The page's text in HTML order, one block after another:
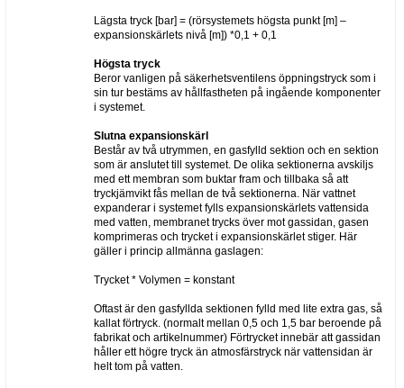
Lägsta tryck [bar] = (rörsystemets högsta punkt [m] –
expansionskärlets nivå [m]) *0,1 + 0,1
Högsta tryck
Beror vanligen på säkerhetsventilens öppningstryck som i
sin tur bestäms av hållfastheten på ingående komponenter
i systemet.
Slutna expansionskärl
Består av två utrymmen, en gasfylld sektion och en sektion
som är anslutet till systemet. De olika sektionerna avskiljs
med ett membran som buktar fram och tillbaka så att
tryckjämvikt fås mellan de två sektionerna. När vattnet
expanderar i systemet fylls expansionskärlets vattensida
med vatten, membranet trycks över mot gassidan, gasen
komprimeras och trycket i expansionskärlet stiger. Här
gäller i princip allmänna gaslagen:
Trycket * Volymen = konstant
Oftast är den gasfyllda sektionen fylld med lite extra gas, så
kallat förtryck. (normalt mellan 0,5 och 1,5 bar beroende på
fabrikat och artikelnummer) Förtrycket innebär att gassidan
håller ett högre tryck än atmosfärstryck när vattensidan är
helt tom på vatten.